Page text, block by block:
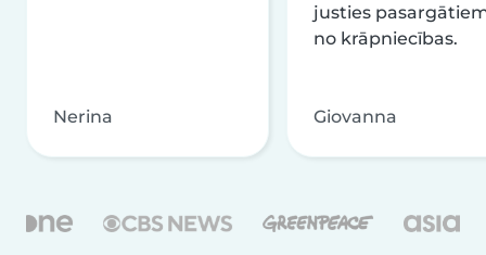
Nerina
justies
no krāpniecības.
Giovanna